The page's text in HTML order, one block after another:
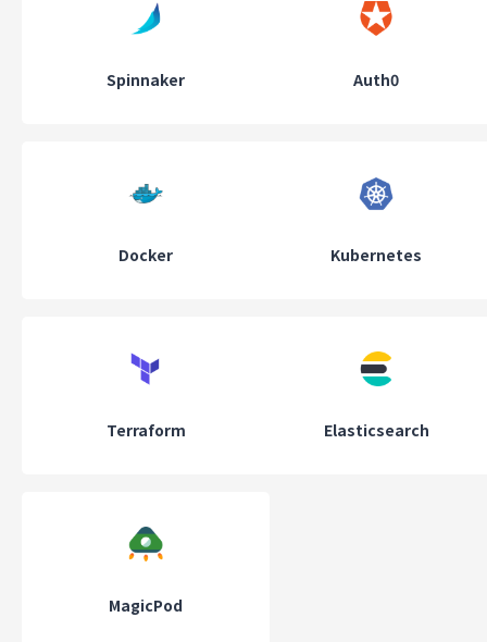
Spinnaker Auth0
Docker Kubernetes
Terraform Elasticsearch
MagicPod